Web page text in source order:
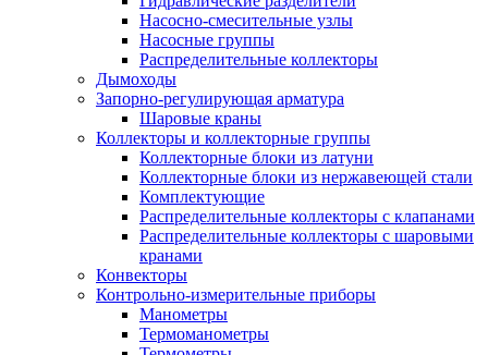
Насосно-смесительные узлы
Насосные группы
Распределительные коллекторы
Дымоходы
Запорно-регулирующая арматура
Шаровые краны
Коллекторы и коллекторные группы
Коллекторные блоки из латуни
Коллекторные блоки из нержавеющей стали
Комплектующие
Распределительные коллекторы с клапанами
Распределительные коллекторы с шаровыми
кранами
Конвекторы
Контрольно-измерительные приборы
Манометры
Термоманометры